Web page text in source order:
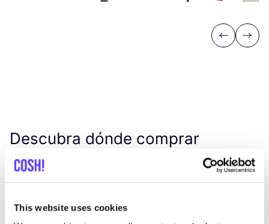
This website uses cookies
Previous
Next
Descubra dónde comprar
Marypup